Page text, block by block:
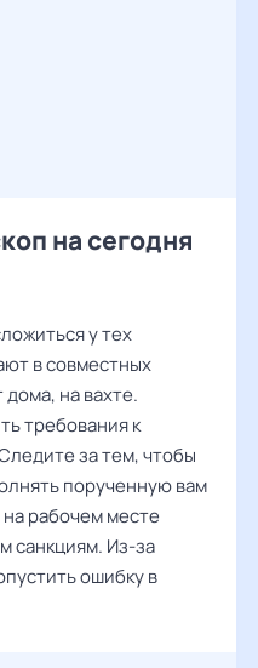
на сегодня
у тех
в совместных
на вахте.
требования к
за тем, чтобы
порученную вам
рабочем месте
санкциям. Из-за
ошибку в